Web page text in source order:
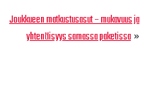
Joukkueen matkustusasut – mukavuus ja
yhtenäisyys samassa paketissa »